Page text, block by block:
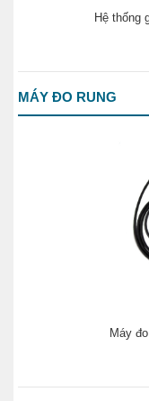
Hệ thống
MÁY ĐO RUNG
Máy